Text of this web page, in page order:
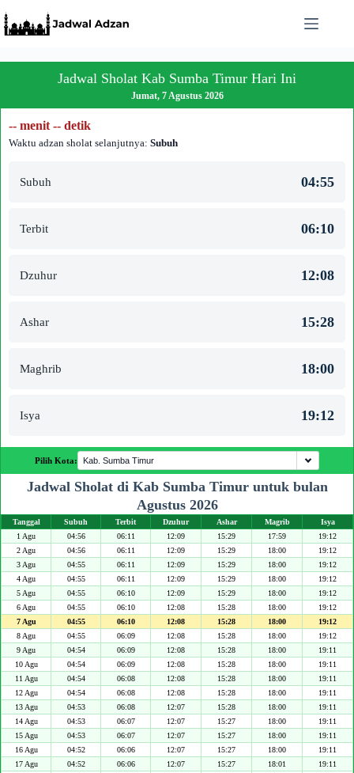
to
content
Jadwal Sholat Kab Sumba Timur Hari Ini
Jumat, 7 Agustus 2026
-- menit -- detik
Waktu adzan sholat selanjutnya: Subuh
Subuh 04:55
Terbit 06:10
Dzuhur 12:08
Ashar 15:28
Maghrib 18:00
Isya 19:12
Pilih Kota:
Jadwal Sholat di Kab Sumba Timur untuk bulan
Agustus 2026
Tanggal Subuh Terbit Dzuhur Ashar Magrib
Isya
1 Agu
04:56 06:11 12:09 15:29 17:59
19:12
2 Agu
04:56 06:11 12:09 15:29 18:00
19:12
3 Agu
04:55 06:11 12:09 15:29 18:00
19:12
4 Agu
04:55 06:11 12:09 15:29 18:00
19:12
5 Agu
04:55 06:10 12:09 15:29 18:00
19:12
6 Agu
04:55 06:10 12:08 15:28 18:00
19:12
7 Agu
04:55 06:10 12:08 15:28 18:00
19:12
8 Agu
04:55 06:09 12:08 15:28 18:00
19:12
9 Agu
04:54 06:09 12:08 15:28 18:00
19:11
10 Agu
04:54 06:09 12:08 15:28 18:00
19:11
11 Agu
04:54 06:08 12:08 15:28 18:00
19:11
12 Agu
04:54 06:08 12:08 15:28 18:00
19:11
13 Agu
04:53 06:08 12:07 15:28 18:00
19:11
14 Agu
04:53 06:07 12:07 15:27 18:00
19:11
15 Agu
04:53 06:07 12:07 15:27 18:00
19:11
16 Agu
04:52 06:06 12:07 15:27 18:00
19:11
17 Agu
04:52 06:06 12:07 15:27 18:01
19:11